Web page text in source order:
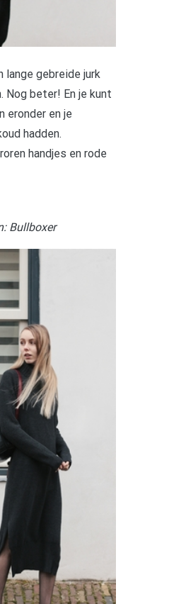
gebreide jurk
Nog beter! En je kunt
eronder en je
hadden.
handjes en rode
Bullboxer